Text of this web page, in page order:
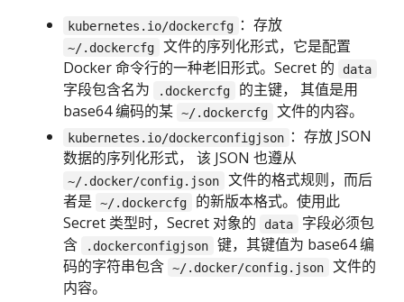
kubernetes.io/dockercfg ：存放
~/.dockercfg
文件的序列化形式，它是配置
Docker 命令行的一种老旧形式。Secret 的
data
字段包含名为 .dockercfg
的主键， 其值是用
base64 编码的某 ~/.dockercfg 文件的内容。
kubernetes.io/dockerconfigjson ：存放 JSON
数据的序列化形式， 该 JSON 也遵从
~/.docker/config.json
文件的格式规则，而后
者是
~/.dockercfg
的新版本格式。使用此
Secret 类型时，Secret 对象的
data
字段必须包
含
.dockerconfigjson
键，其键值为 base64 编
码的字符串包含 ~/.docker/config.json
文件的
内容。